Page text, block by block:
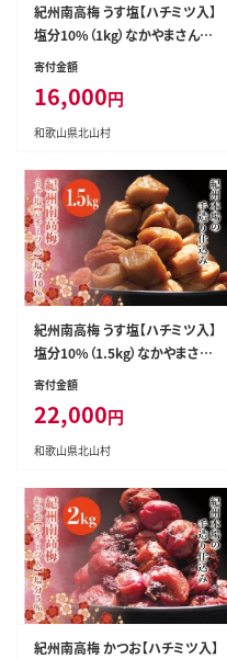
紀州南高梅 うす塩【ハチミツ入】
塩分10%（1kg）なかやまさんち
の梅干 うめ ウメ【nky006-110
寄付金額
16,000円
和歌山県北山村
紀州南高梅 うす塩【ハチミツ入】
塩分10%（1.5kg）なかやまさん
ちの梅干 うめ ウメ【nky008-11
寄付金額
22,000円
和歌山県北山村
紀州南高梅 かつお【ハチミツ入】